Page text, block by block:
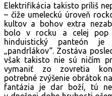
Elektrifikácia takisto príliš
– čiže umeleckú úroveň
kultov a bohov extra
bolo v rocku a celej pop
hinduistický panteón
„pandrlákov“. Zostáva
však takisto nie sú ničím
vymaniť zo zovretia
potrebné zvýšenie obrátok
fantázia je dar boží, tú